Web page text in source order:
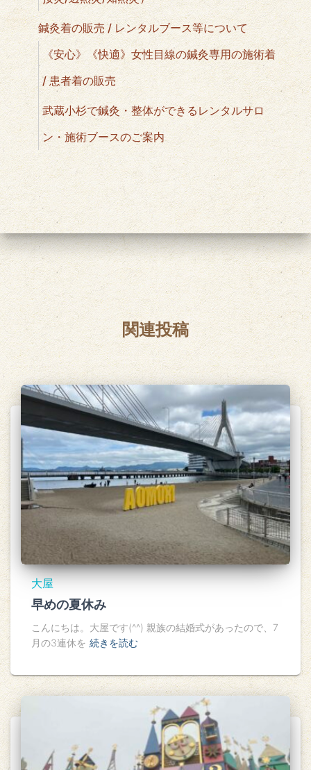
鍼灸着の販売 / レンタルブース等について
《安心》《快適》女性目線の鍼灸専用の施術着
/ 患者着の販売
武蔵小杉で鍼灸・整体ができるレンタルサロ
ン・施術ブースのご案内
関連投稿
大屋
早めの夏休み
こんにちは。大屋です(^^) 親族の結婚式があったので、7
月の3連休を 続きを読む